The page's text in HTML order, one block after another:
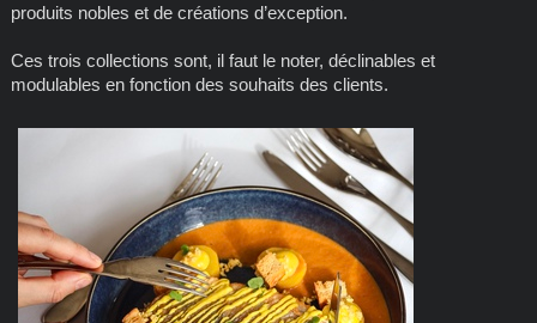
produits nobles et de créations d’exception.
Ces trois collections sont, il faut le noter, déclinables et
modulables en fonction des souhaits des clients.